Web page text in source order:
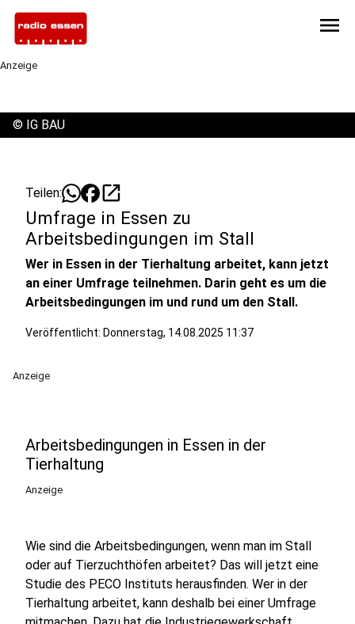
menu
Anzeige
© IG BAU
Teilen: open_in_new
Umfrage in Essen zu
Arbeitsbedingungen im Stall
Wer in Essen in der Tierhaltung arbeitet, kann jetzt
an einer Umfrage teilnehmen. Darin geht es um die
Arbeitsbedingungen im und rund um den Stall.
Veröffentlicht: Donnerstag, 14.08.2025 11:37
Anzeige
Arbeitsbedingungen in Essen in der
Tierhaltung
Anzeige
Wie sind die Arbeitsbedingungen, wenn man im Stall
oder auf Tierzuchthöfen arbeitet? Das will jetzt eine
Studie des PECO Instituts herausfinden. Wer in der
Tierhaltung arbeitet, kann deshalb bei einer Umfrage